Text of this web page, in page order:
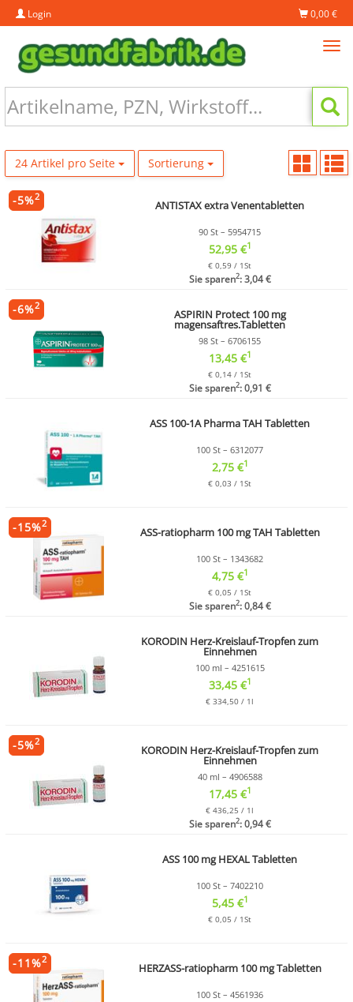
Login 0,00 €
24 Artikel pro Seite Sortierung
ANTISTAX extra Venentabletten
90 St – 5954715
52,95 €1
€ 0,59 / 1St
Sie sparen2: 3,04 €
-5%2
ASPIRIN Protect 100 mg
magensaftres.Tabletten
98 St – 6706155
13,45 €1
€ 0,14 / 1St
Sie sparen2: 0,91 €
-6%2
ASS 100-1A Pharma TAH Tabletten
100 St – 6312077
2,75 €1
€ 0,03 / 1St
ASS-ratiopharm 100 mg TAH Tabletten
100 St – 1343682
4,75 €1
€ 0,05 / 1St
Sie sparen2: 0,84 €
-15%2
KORODIN Herz-Kreislauf-Tropfen zum
Einnehmen
100 ml – 4251615
33,45 €1
€ 334,50 / 1l
KORODIN Herz-Kreislauf-Tropfen zum
Einnehmen
40 ml – 4906588
17,45 €1
€ 436,25 / 1l
Sie sparen2: 0,94 €
-5%2
ASS 100 mg HEXAL Tabletten
100 St – 7402210
5,45 €1
€ 0,05 / 1St
HERZASS-ratiopharm 100 mg Tabletten
100 St – 4561936
-11%2